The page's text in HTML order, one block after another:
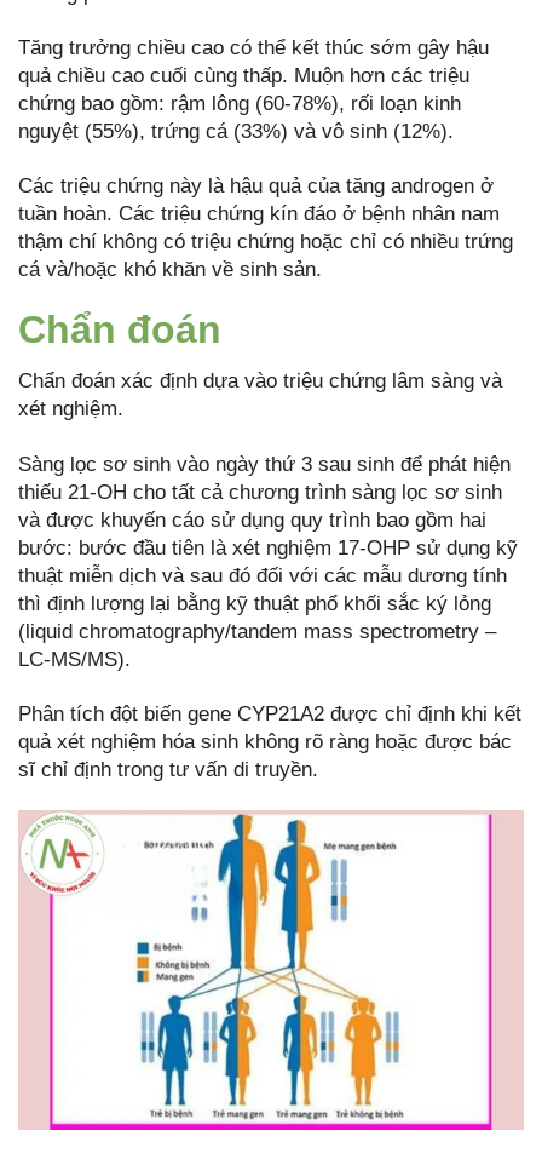
Tăng trưởng chiều cao có thể kết thúc sớm gây hậu
quả chiều cao cuối cùng thấp. Muộn hơn các triệu
chứng bao gồm: rậm lông (60-78%), rối loạn kinh
nguyệt (55%), trứng cá (33%) và vô sinh (12%).
Các triệu chứng này là hậu quả của tăng androgen ở
tuần hoàn. Các triệu chứng kín đáo ở bệnh nhân nam
thậm chí không có triệu chứng hoặc chỉ có nhiều trứng
cá và/hoặc khó khăn về sinh sản.
Chẩn đoán
Chẩn đoán xác định dựa vào triệu chứng lâm sàng và
xét nghiệm.
Sàng lọc sơ sinh vào ngày thứ 3 sau sinh để phát hiện
thiếu 21-OH cho tất cả chương trình sàng lọc sơ sinh
và được khuyến cáo sử dụng quy trình bao gồm hai
bước: bước đầu tiên là xét nghiệm 17-OHP sử dụng kỹ
thuật miễn dịch và sau đó đối với các mẫu dương tính
thì định lượng lại bằng kỹ thuật phổ khối sắc ký lỏng
(liquid chromatography/tandem mass spectrometry –
LC-MS/MS).
Phân tích đột biến gene CYP21A2 được chỉ định khi kết
quả xét nghiệm hóa sinh không rõ ràng hoặc được bác
sĩ chỉ định trong tư vấn di truyền.